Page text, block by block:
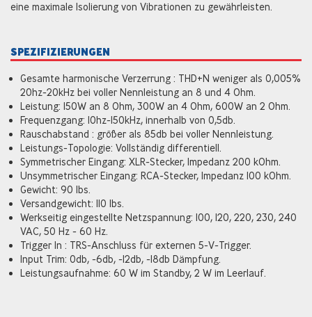
eine maximale Isolierung von Vibrationen zu gewährleisten.
SPEZIFIZIERUNGEN
Gesamte harmonische Verzerrung : THD+N weniger als 0,005%
20hz-20kHz bei voller Nennleistung an 8 und 4 Ohm.
Leistung: 150W an 8 Ohm, 300W an 4 Ohm, 600W an 2 Ohm.
Frequenzgang: 10hz-150kHz, innerhalb von 0,5db.
Rauschabstand : größer als 85db bei voller Nennleistung.
Leistungs-Topologie: Vollständig differentiell.
Symmetrischer Eingang: XLR-Stecker, Impedanz 200 kOhm.
Unsymmetrischer Eingang: RCA-Stecker, Impedanz 100 kOhm.
Gewicht: 90 lbs.
Versandgewicht: 110 lbs.
Werkseitig eingestellte Netzspannung: 100, 120, 220, 230, 240
VAC, 50 Hz - 60 Hz.
Trigger In : TRS-Anschluss für externen 5-V-Trigger.
Input Trim: 0db, -6db, -12db, -18db Dämpfung.
Leistungsaufnahme: 60 W im Standby, 2 W im Leerlauf.